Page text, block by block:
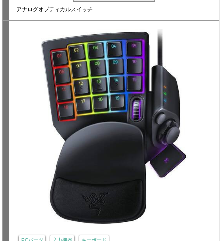
アナログオプティカルスイッチ
PCパーツ 入力機器 キーボード